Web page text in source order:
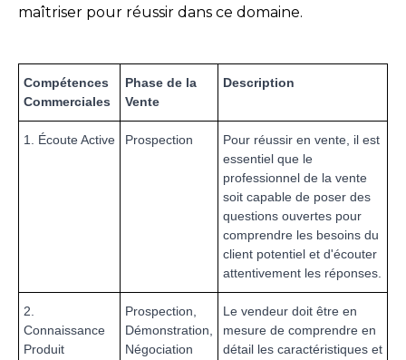
maîtriser pour réussir dans ce domaine.
Compétences
Commerciales
Phase de la
Vente
Description
1. Écoute Active Prospection
Pour réussir en vente, il est
essentiel que le
professionnel de la vente
soit capable de poser des
questions ouvertes pour
comprendre les besoins du
client potentiel et d'écouter
attentivement les réponses.
2.
Connaissance
Produit
Prospection,
Démonstration,
Négociation
Le vendeur doit être en
mesure de comprendre en
détail les caractéristiques et